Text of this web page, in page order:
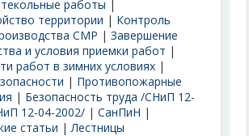
работы |
территории | Контроль
СМР |Завершение
и условия приемки работ |
работ в зимних условиях |
| Противопожарные
| Безопасность труда /СНиП 12-
12-04-2002/ |СанПиН |
статьи |Лестницы